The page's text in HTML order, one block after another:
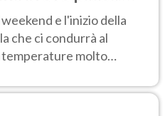
e l'inizio della
che ci condurrà al
temperature molto